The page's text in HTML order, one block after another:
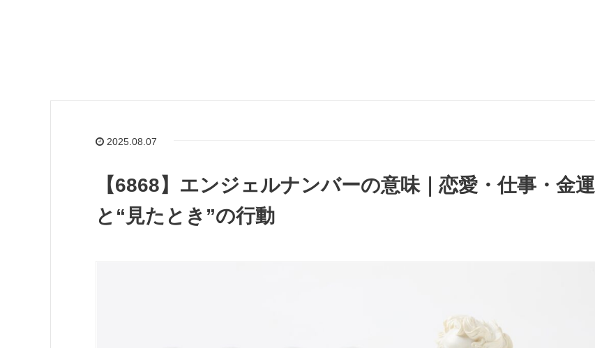
2025.08.07
【6868】エンジェルナンバーの意味｜恋愛・仕事・金運
と“見たとき”の行動